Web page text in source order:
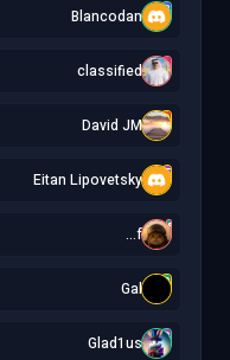
B
Blancodan
c
classified
D
David JM
E
Eitan Lipovetsky
f
f...
G
Gal
G
Glad1us